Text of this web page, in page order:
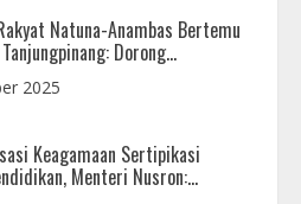
Natuna-Anambas Bertemu
Dorong
dan Jamin Pemerataan
2025
Keagamaan Sertipikasi
Menteri Nusron: